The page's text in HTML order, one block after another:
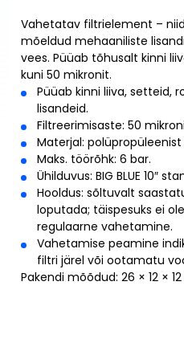
Vahetatav filtrielement –
mõeldud mehaaniliste
vees. Püüab tõhusalt kinni
kuni 50 mikronit.
Püüab kinni liiva, setteid,
lisandeid.
Filtreerimisaste: 50
Materjal:
Maks. töörõhk: 6 bar.
Ühilduvus: BIG BLUE 10″
Hooldus: sõltuvalt
loputada; täispesuks ei
regulaarne vahetamine.
Vahetamise peamine
filtri järel või ootamatu
Pakendi mõõdud: 26 × 12 ×